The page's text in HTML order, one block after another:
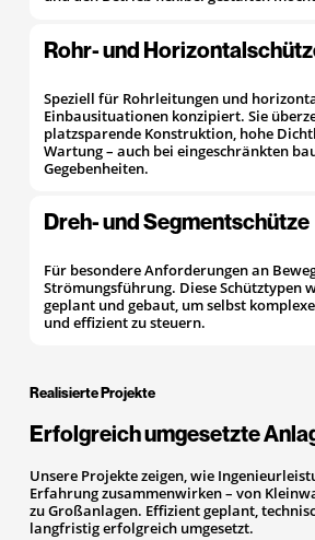
Rohr- und
Speziell für Rohrleitungen und
Einbausituationen konzipiert. Sie
platzsparende Konstruktion, hohe
Wartung – auch bei eingeschränkten
Gegebenheiten.
Dreh- und Segmentschütze
Für besondere Anforderungen an
Strömungsführung. Diese Schütztypen
geplant und gebaut, um selbst
und effizient zu steuern.
Realisierte Projekte
Erfolgreich umgesetzte
Unsere Projekte zeigen, wie
Erfahrung zusammenwirken – von
zu Großanlagen. Effizient geplant,
langfristig erfolgreich umgesetzt.